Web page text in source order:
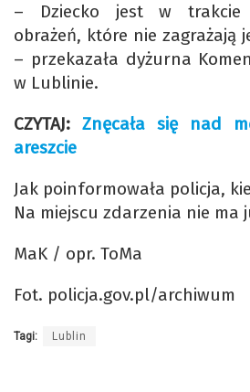
– Dziecko jest w trakcie
obrażeń, które nie zagrażają
– przekazała dyżurna
w Lublinie.
CZYTAJ: Znęcała się nad
areszcie
Jak poinformowała policja,
Na miejscu zdarzenia nie ma
MaK / opr. ToMa
Fot. policja.gov.pl/archiwum
Tagi: Lublin